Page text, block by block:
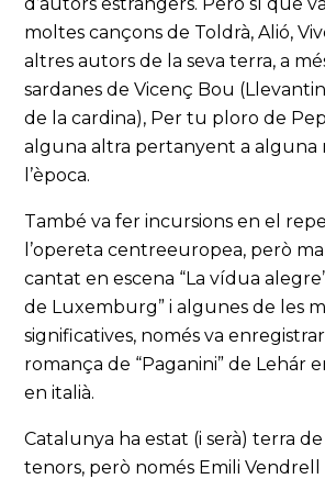
moltes cançons de Toldrà, Alió,
altres autors de la seva terra, a
sardanes de Vicenç Bou
de la cardina), Per tu ploro de
alguna altra pertanyent a alguna
l’època.
També va fer incursions en el
l’opereta centreeuropea, però
cantat en escena “La vídua
de Luxemburg” i algunes de les
significatives, només va
romança de “Paganini” de Lehár
en italià.
Catalunya ha estat (i serà) terra
tenors, però només Emili